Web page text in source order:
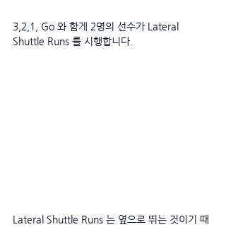
3,2,1, Go 와 함게 2명의 선수가 Lateral
Shuttle Runs 를 시행합니다.
Lateral Shuttle Runs 는 옆으로 뛰는 것이기 때